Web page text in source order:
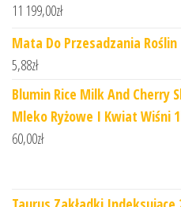
11 199,00zł
Mata Do Przesadzania Roślin
5,88zł
Blumin Rice Milk And Cherry
Mleko Ryżowe I Kwiat Wiśni
60,00zł